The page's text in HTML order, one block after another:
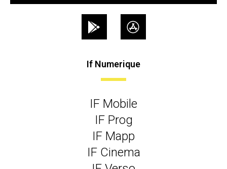
If Numerique
IF Mobile
IF Prog
IF Mapp
IF Cinema